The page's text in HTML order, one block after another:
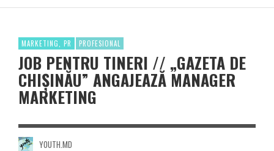
MARKETING, PR PROFESIONAL
JOB PENTRU TINERI // „GAZETA DE
CHIȘINĂU” ANGAJEAZĂ MANAGER
MARKETING
YOUTH.MD